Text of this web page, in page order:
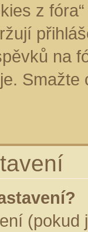
z
na
(pokud